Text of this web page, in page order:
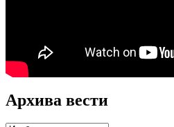
Архива вести